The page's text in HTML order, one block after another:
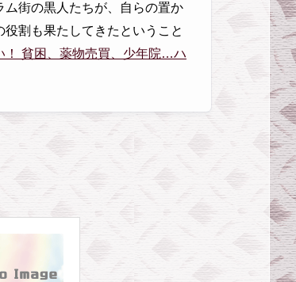
街の黒人たちが、自らの置か
割も果たしてきたということ
！ 貧困、薬物売買、少年院…ハ